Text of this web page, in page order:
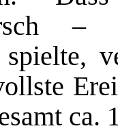
spielte,
ca.